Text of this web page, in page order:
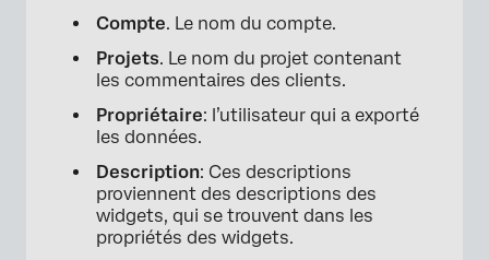
Compte. Le nom du compte.
Projets. Le nom du projet contenant
les commentaires des clients.
Propriétaire: l’utilisateur qui a exporté
les données.
Description: Ces descriptions
proviennent des descriptions des
widgets, qui se trouvent dans les
propriétés des widgets.